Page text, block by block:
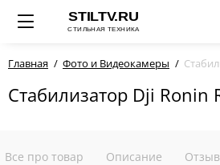
Главная Фото и Видеокамеры
Стабилизатор Dji Ronin
Все про товар Описание